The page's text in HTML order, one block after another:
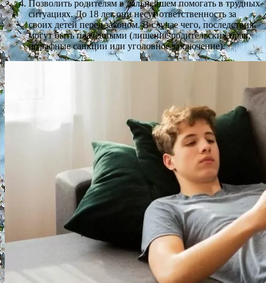
Позволить родителям в дальнейшем помогать в трудных
ситуациях. До 18 лет они несут ответственность за
своих детей перед законом. В случае чего, последствия
могут быть плачевными (лишение родительских прав,
штрафные санкции или уголовное заключение).